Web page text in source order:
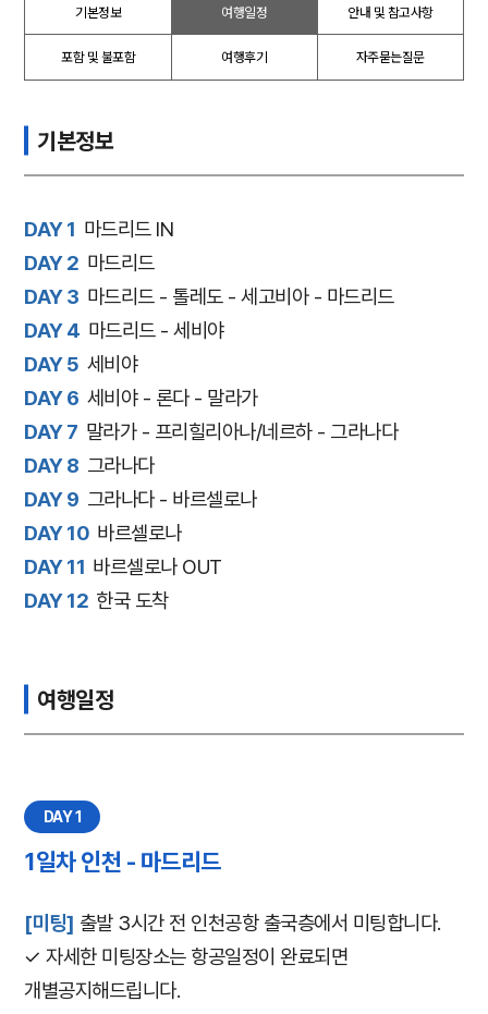
기본정보 여행일정 안내 및 참고사항
포함 및 불포함 여행후기 자주묻는질문
기본정보
DAY 1 마드리드 IN
DAY 2 마드리드
DAY 3 마드리드 - 톨레도 - 세고비아 - 마드리드
DAY 4 마드리드 - 세비야
DAY 5 세비야
DAY 6 세비야 - 론다 - 말라가
DAY 7 말라가 - 프리힐리아나/네르하 - 그라나다
DAY 8 그라나다
DAY 9 그라나다 - 바르셀로나
DAY 10 바르셀로나
DAY 11 바르셀로나 OUT
DAY 12 한국 도착
여행일정
DAY 1
1일차 인천 - 마드리드
[미팅] 출발 3시간 전 인천공항 출국층에서 미팅합니다.
✓ 자세한 미팅장소는 항공일정이 완료되면
개별공지해드립니다.